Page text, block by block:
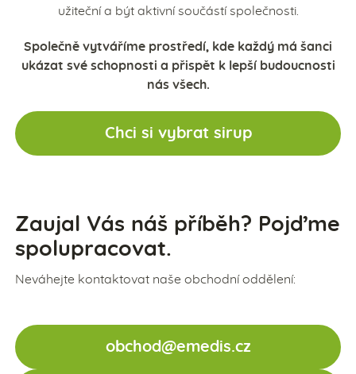
užiteční a být aktivní součástí společnosti.
Společně vytváříme prostředí, kde každý má šanci
ukázat své schopnosti a přispět k lepší budoucnosti
nás všech.
Chci si vybrat sirup
Zaujal Vás náš příběh? Pojďme
spolupracovat.
Neváhejte kontaktovat naše obchodní oddělení:
obchod@emedis.cz